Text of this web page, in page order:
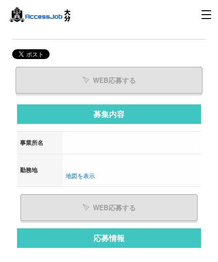
WEB応募する
募集内容
事業所名
勤務地
地図を表示
WEB応募する
応募情報